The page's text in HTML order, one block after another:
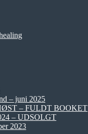
– juni 2025
– FULDT BOOKET
– UDSOLGT
2023